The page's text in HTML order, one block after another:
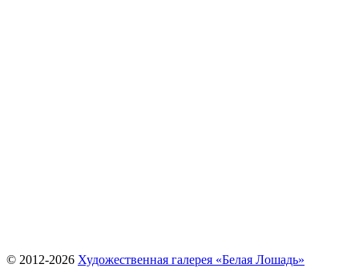
© 2012-2026 Художественная галерея «Белая Лошадь»